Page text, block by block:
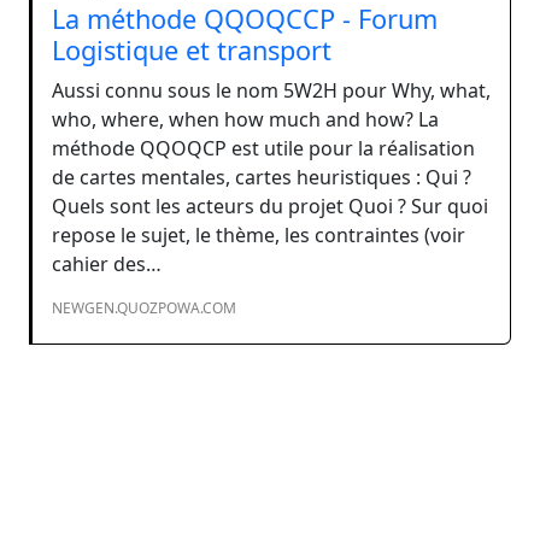
La méthode QQOQCCP - Forum
Logistique et transport
Aussi connu sous le nom 5W2H pour Why, what,
who, where, when how much and how? La
méthode QQOQCP est utile pour la réalisation
de cartes mentales, cartes heuristiques : Qui ?
Quels sont les acteurs du projet Quoi ? Sur quoi
repose le sujet, le thème, les contraintes (voir
cahier des…
NEWGEN.QUOZPOWA.COM